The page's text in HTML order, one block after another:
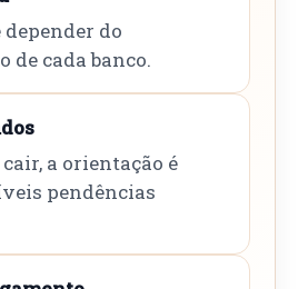
depender do
de cada banco.
a orientação é
pendências